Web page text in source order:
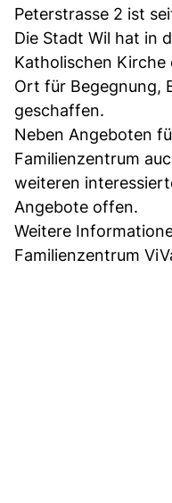
Peterstrasse 2 ist
Die Stadt Wil hat in
Katholischen
Ort für Begegnung,
geschaffen.
Neben Angeboten
Familienzentrum
weiteren
Angebote offen.
Weitere
Familienzentrum